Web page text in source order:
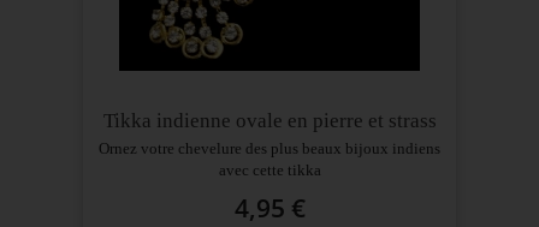
Tikka indienne ovale en pierre et strass
Ornez votre chevelure des plus beaux bijoux indiens
avec cette tikka
4,95 €